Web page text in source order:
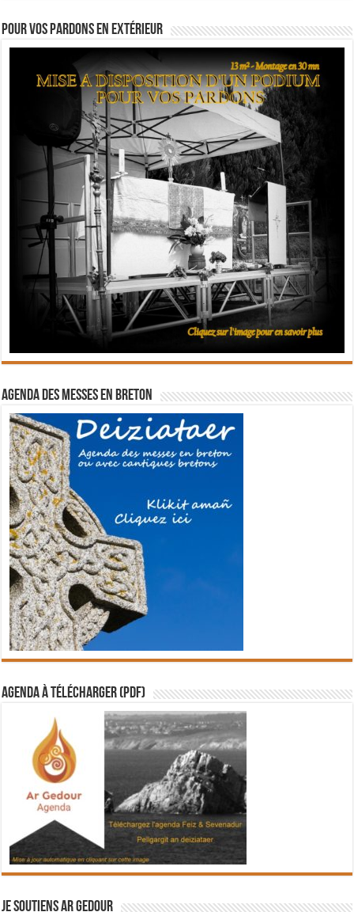
Pour vos pardons en extérieur
Agenda des messes en breton
Agenda à télécharger (PDF)
Je soutiens Ar Gedour